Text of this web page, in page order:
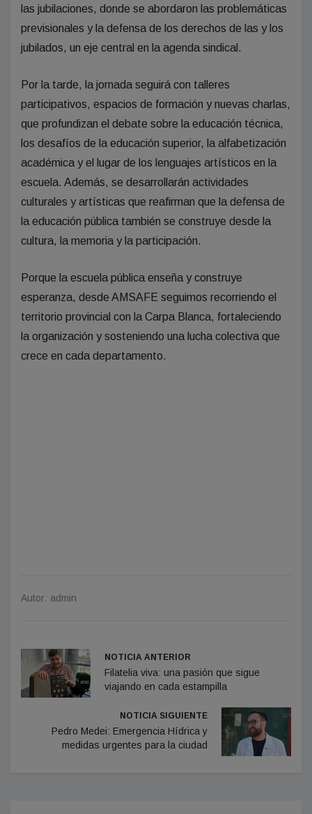
las jubilaciones, donde se abordaron las problemáticas
previsionales y la defensa de los derechos de las y los
jubilados, un eje central en la agenda sindical.
Por la tarde, la jornada seguirá con talleres
participativos, espacios de formación y nuevas charlas,
que profundizan el debate sobre la educación técnica,
los desafíos de la educación superior, la alfabetización
académica y el lugar de los lenguajes artísticos en la
escuela. Además, se desarrollarán actividades
culturales y artísticas que reafirman que la defensa de
la educación pública también se construye desde la
cultura, la memoria y la participación.
Porque la escuela pública enseña y construye
esperanza, desde AMSAFE seguimos recorriendo el
territorio provincial con la Carpa Blanca, fortaleciendo
la organización y sosteniendo una lucha colectiva que
crece en cada departamento.
Autor: admin
NOTICIA ANTERIOR
Filatelia viva: una pasión que sigue
viajando en cada estampilla
NOTICIA SIGUIENTE
Pedro Medei: Emergencia Hídrica y
medidas urgentes para la ciudad